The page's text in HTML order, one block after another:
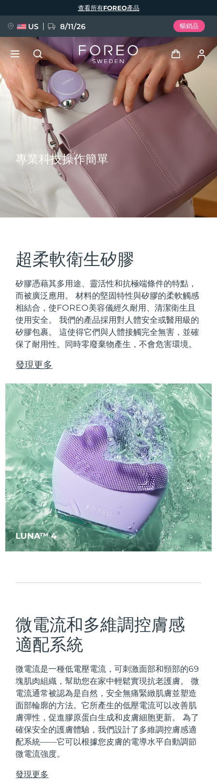
專業科技操作簡單
超柔軟衛生矽膠
矽膠憑藉其多用途、靈活性和抗極端條件的特點，
而被廣泛應用。
材料的堅固特性與矽膠的柔軟觸感
相結合，使FOREO美容儀經久耐用、清潔衛生且
使用安全。
我們的產品採用對人體安全或醫用級的
矽膠包裹。 這使得它們與人體接觸完全無害，並確
保了耐用性。同時零廢棄物產生，不會危害環境。
發現更多
LUNA™ 4
微電流和多維調控膚感
適配系統
微電流是一種低電壓電流，可刺激面部和頸部的69
塊肌肉組織，幫助您在家中輕鬆實現抗老護膚。
微
電流通常被認為是自然，安全無痛緊緻肌膚並塑造
面部輪廓的方法。它所產生的低壓電流可以改善肌
膚彈性，促進膠原蛋白生成和皮膚細胞更新。
為了
確保安全的護膚體驗，我們設計了多維調控膚感適
配系統——它可以根據您皮膚的電導水平自動調節
微電流強度。
發現更多
查看所有FOREO產品
US 8/11/26 暢銷品
登入
用戶信息
我的地址
我的訂閱
新品
FAQ™ Pure Beauty-Tech Elixir
BREAKING NEWS
issa™ Teeth Whitening Set
FAQ™ Dual LED Panel
熱門產品
特別優惠 暢銷產品
紅光療法
瑞典美膚護理
面部清潔
LUNA™ 4 套裝
Anti-aging massage
For men, anti-aging massage
For young skin, T-zone
LUNA™ 4 go
For travel or gym bag
LUNA™護膚
緊致提拉
BEAR™ 2 套裝
Microcurrent toning
Microcurrent line smoothing device
Premium anti-aging skincare
BEAR™ 設備
All premium facelift devices
補水保濕
Deep facial hydration
UFO™ 3 LED
Near-infrared and red light therapy
device
UFO™ 3 mini
Red light therapy device for young skin
UFO™ 3 go
Portable red light therapy
口腔護理
Hybrid silicone sonic toothbrush
issa™ 4 plus
Smart hybrid silicone sonic toothbrush
issa™ 4 smile
Hybrid silicone sonic toothbrush
issa™ 4 baby
For ages 0-3
FAQ™ 抗老護理
抗老
FAQ™ 101
Clinical anti-aging
FAQ™ 102
Advanced clinical anti-aging
FAQ™ 103
FAQ™ 201
LED mask
FAQ™ 202
LED mask
FAQ™ 211
生髮
FAQ™ 301
LED hair strengthening scalp massager
肌膚年輕化
FAQ™ 501
Full-Spectrum Red Light Therapy
保健品
NEW
語言
English Deutsch
Español
Français
Italiano
Português
Polski
Svenska
Русский
Türkçe
简体中文 繁體中文
發貨國家
美國
西班牙 預計送達日期8/10/26
澳洲 預計送達日期8/13/26
法國 預計送達日期8/10/26
德國
加拿大 預計送達日期8/14/26
澳洲 預計送達日期8/13/26
奧地利 預計送達日期8/10/26
巴林 預計送達日期8/11/26
比利時 預計送達日期8/10/26
百慕達 預計送達日期8/16/26
波士尼亞與赫塞哥維納 預計送達日期8/13/26
智利 預計送達日期8/14/26
哥倫比亞 預計送達日期8/14/26
克羅埃西亞 預計送達日期 8/10/26
賽普勒斯 預計送達日期 8/11/26
捷克 預計送達日期8/10/26
丹麥